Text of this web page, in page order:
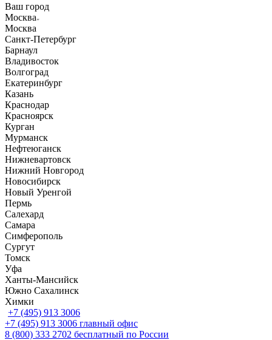
Ваш город
Москва
Москва
Санкт-Петербург
Барнаул
Владивосток
Волгоград
Екатеринбург
Казань
Краснодар
Красноярск
Курган
Мурманск
Нефтеюганск
Нижневартовск
Нижний Новгород
Новосибирск
Новый Уренгой
Пермь
Салехард
Самара
Симферополь
Сургут
Томск
Уфа
Ханты-Мансийск
Южно Сахалинск
Химки
+7 (495) 913 3006
+7 (495) 913 3006 главный офис
8 (800) 333 2702 бесплатный по России